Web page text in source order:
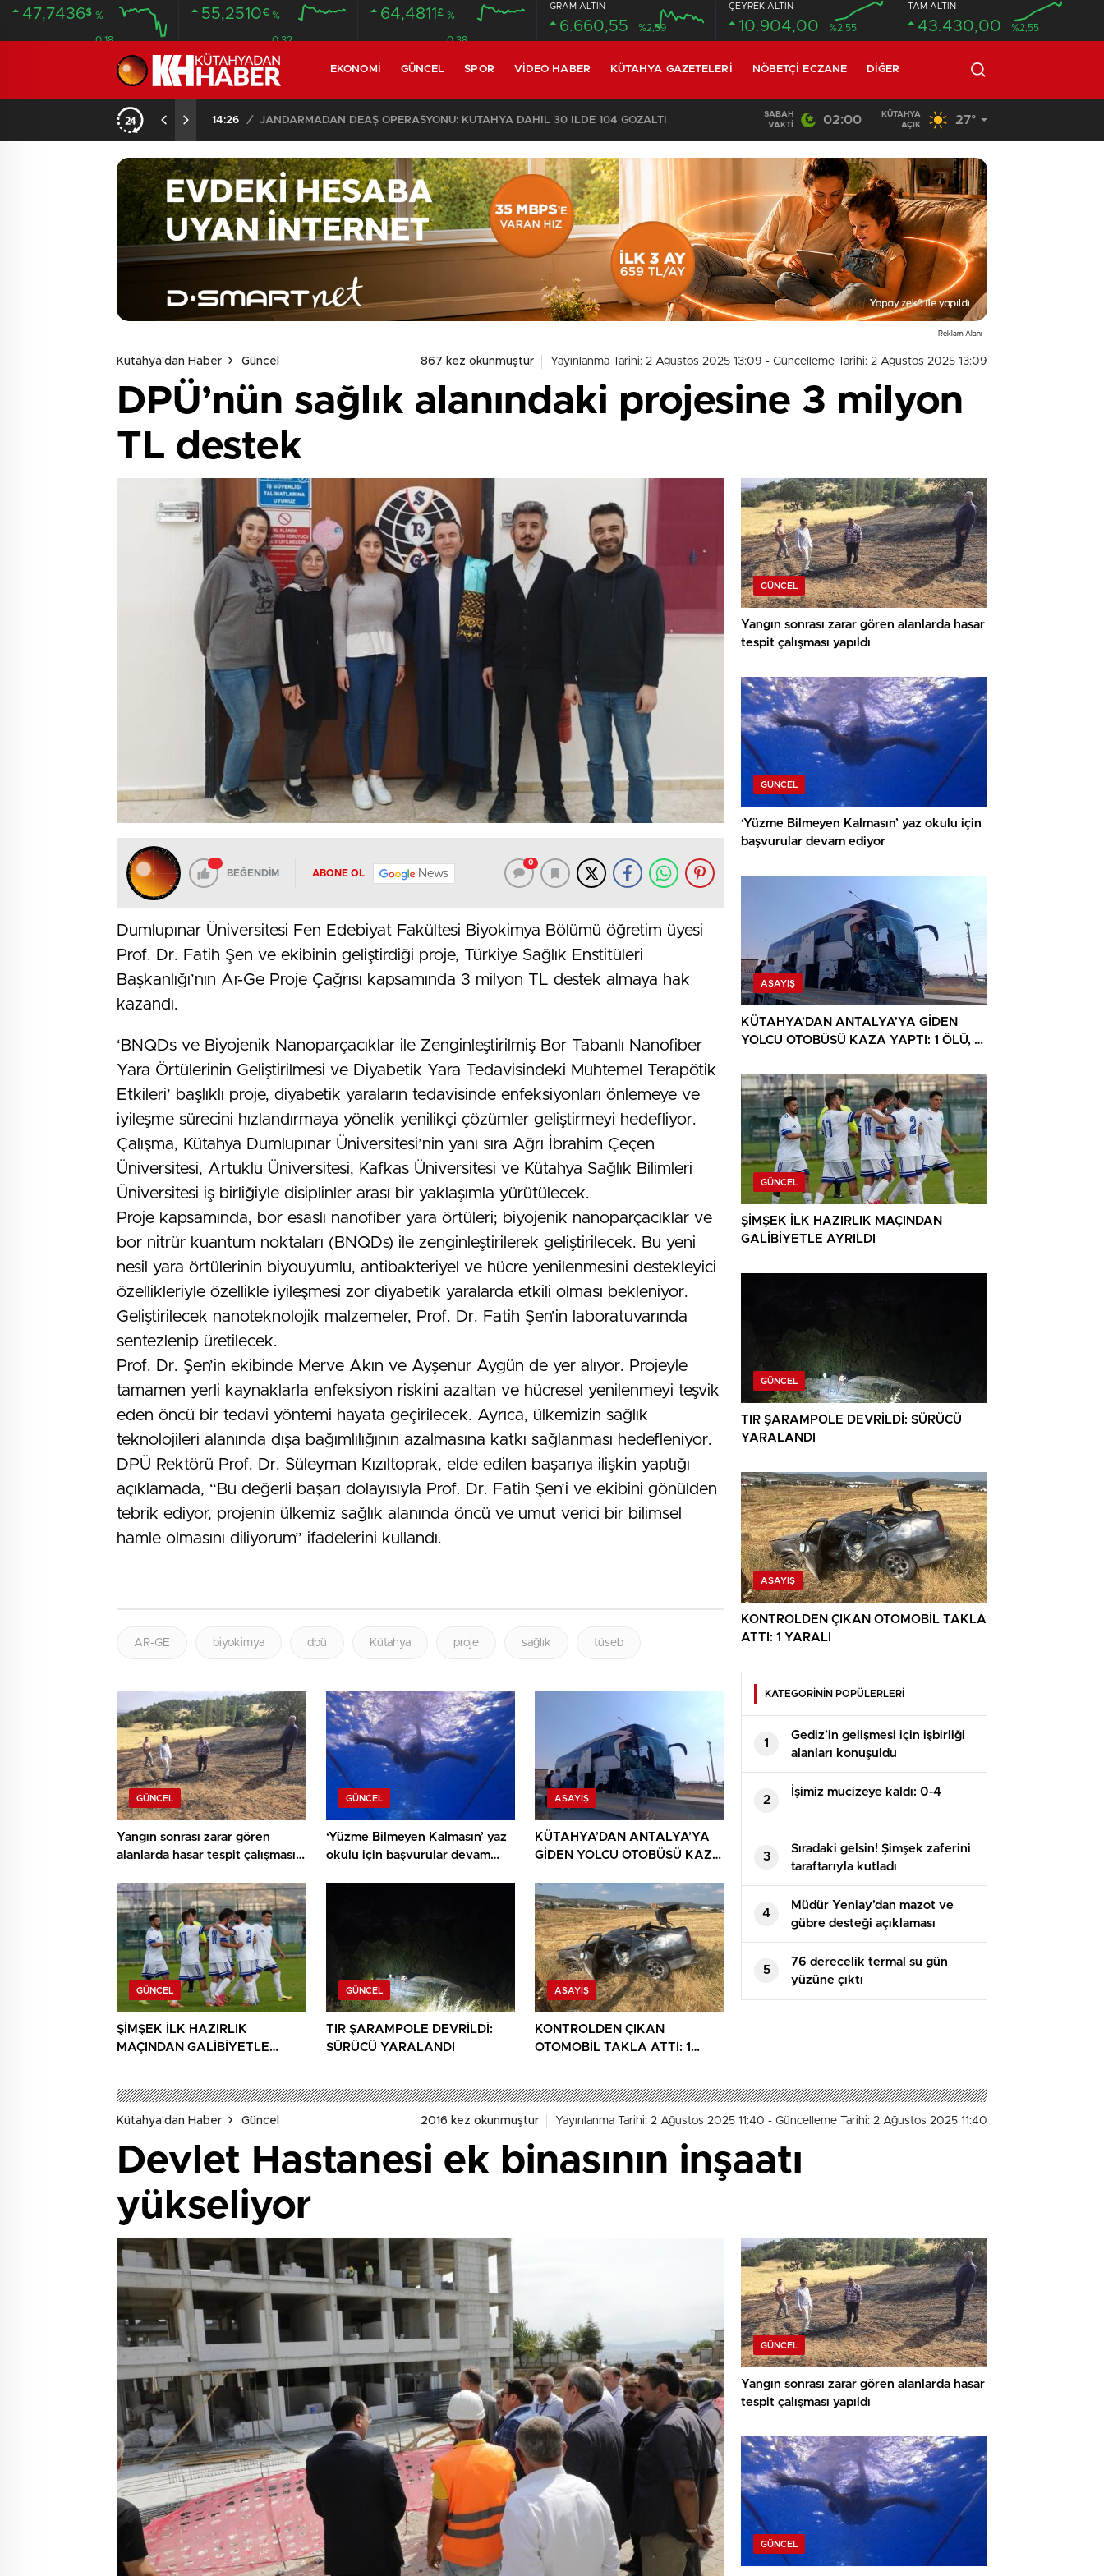
47,7436$ %
0.18
55,2510€ %
0.32
64,4811 £ %
0.38
GRAM ALTIN
6.660,55 %2,59
ÇEYREK ALTIN
10.904,00 %2,55
TAM ALTIN
43.430,00 %2,55
EKONOMI GÜNCEL SPOR VIDEO HABER KÜTAHYA GAZETELERI NÖBETÇI ECZANE DIĞER
14:26 / JANDARMADAN DEAŞ OPERASYONU: KÜTAHYA DAHİL 30 İLDE 104 GÖZALTI 02:03 /
SABAH
VAKTI
02:00
KÜTAHYA
AÇIK
27°
Reklam Alanı
Kütahya'dan Haber Güncel 867 kez okunmuştur Yayınlanma Tarihi: 2 Ağustos 2025 13:09 - Güncelleme Tarihi: 2 Ağustos 2025 13:09
DPÜ’nün sağlık alanındaki projesine 3 milyon
TL destek
BEĞENDİM ABONE OL News
0
Dumlupınar Üniversitesi Fen Edebiyat Fakültesi Biyokimya Bölümü öğretim üyesi
Prof. Dr. Fatih Şen ve ekibinin geliştirdiği proje, Türkiye Sağlık Enstitüleri
Başkanlığı’nın Ar-Ge Proje Çağrısı kapsamında 3 milyon TL destek almaya hak
kazandı.
‘BNQDs ve Biyojenik Nanoparçacıklar ile Zenginleştirilmiş Bor Tabanlı Nanofiber
Yara Örtülerinin Geliştirilmesi ve Diyabetik Yara Tedavisindeki Muhtemel Terapötik
Etkileri’ başlıklı proje, diyabetik yaraların tedavisinde enfeksiyonları önlemeye ve
iyileşme sürecini hızlandırmaya yönelik yenilikçi çözümler geliştirmeyi hedefliyor.
Çalışma, Kütahya Dumlupınar Üniversitesi’nin yanı sıra Ağrı İbrahim Çeçen
Üniversitesi, Artuklu Üniversitesi, Kafkas Üniversitesi ve Kütahya Sağlık Bilimleri
Üniversitesi iş birliğiyle disiplinler arası bir yaklaşımla yürütülecek.
Proje kapsamında, bor esaslı nanofiber yara örtüleri; biyojenik nanoparçacıklar ve
bor nitrür kuantum noktaları (BNQDs) ile zenginleştirilerek geliştirilecek. Bu yeni
nesil yara örtülerinin biyouyumlu, antibakteriyel ve hücre yenilenmesini destekleyici
özellikleriyle özellikle iyileşmesi zor diyabetik yaralarda etkili olması bekleniyor.
Geliştirilecek nanoteknolojik malzemeler, Prof. Dr. Fatih Şen’in laboratuvarında
sentezlenip üretilecek.
Prof. Dr. Şen’in ekibinde Merve Akın ve Ayşenur Aygün de yer alıyor. Projeyle
tamamen yerli kaynaklarla enfeksiyon riskini azaltan ve hücresel yenilenmeyi teşvik
eden öncü bir tedavi yöntemi hayata geçirilecek. Ayrıca, ülkemizin sağlık
teknolojileri alanında dışa bağımlılığının azalmasına katkı sağlanması hedefleniyor.
DPÜ Rektörü Prof. Dr. Süleyman Kızıltoprak, elde edilen başarıya ilişkin yaptığı
açıklamada, “Bu değerli başarı dolayısıyla Prof. Dr. Fatih Şen’i ve ekibini gönülden
tebrik ediyor, projenin ülkemiz sağlık alanında öncü ve umut verici bir bilimsel
hamle olmasını diliyorum” ifadelerini kullandı.
AR-GE biyokimya dpü Kütahya proje sağlık tüseb
GÜNCEL
Yangın sonrası zarar gören
alanlarda hasar tespit çalışması
GÜNCEL
‘Yüzme Bilmeyen Kalmasın’ yaz
okulu için başvurular devam
ASAYIŞ
KÜTAHYA’DAN ANTALYA’YA
GİDEN YOLCU OTOBÜSÜ KAZA
GÜNCEL
ŞİMŞEK İLK HAZIRLIK
MAÇINDAN GALİBİYETLE
GÜNCEL
TIR ŞARAMPOLE DEVRİLDİ:
SÜRÜCÜ YARALANDI
ASAYIŞ
KONTROLDEN ÇIKAN
OTOMOBİL TAKLA ATTI: 1
GÜNCEL
Yangın sonrası zarar gören alanlarda hasar
tespit çalışması yapıldı
GÜNCEL
‘Yüzme Bilmeyen Kalmasın’ yaz okulu için
başvurular devam ediyor
ASAYIŞ
KÜTAHYA’DAN ANTALYA’YA GİDEN
YOLCU OTOBÜSÜ KAZA YAPTI: 1 ÖLÜ, 15
GÜNCEL
ŞİMŞEK İLK HAZIRLIK MAÇINDAN
GALİBİYETLE AYRILDI
GÜNCEL
TIR ŞARAMPOLE DEVRİLDİ: SÜRÜCÜ
YARALANDI
ASAYIŞ
KONTROLDEN ÇIKAN OTOMOBİL TAKLA
ATTI: 1 YARALI
KATEGORİNİN POPÜLERLERİ
1
Gediz’in gelişmesi için işbirliği
alanları konuşuldu
2
İşimiz mucizeye kaldı: 0-4
3
Sıradaki gelsin! Şimşek zaferini
taraftarıyla kutladı
4
Müdür Yeniay’dan mazot ve
gübre desteği açıklaması
5
76 derecelik termal su gün
yüzüne çıktı
Kütahya'dan Haber Güncel 2016 kez okunmuştur Yayınlanma Tarihi: 2 Ağustos 2025 11:40 - Güncelleme Tarihi: 2 Ağustos 2025 11:40
Devlet Hastanesi ek binasının inşaatı
yükseliyor
GÜNCEL
Yangın sonrası zarar gören alanlarda hasar
tespit çalışması yapıldı
GÜNCEL